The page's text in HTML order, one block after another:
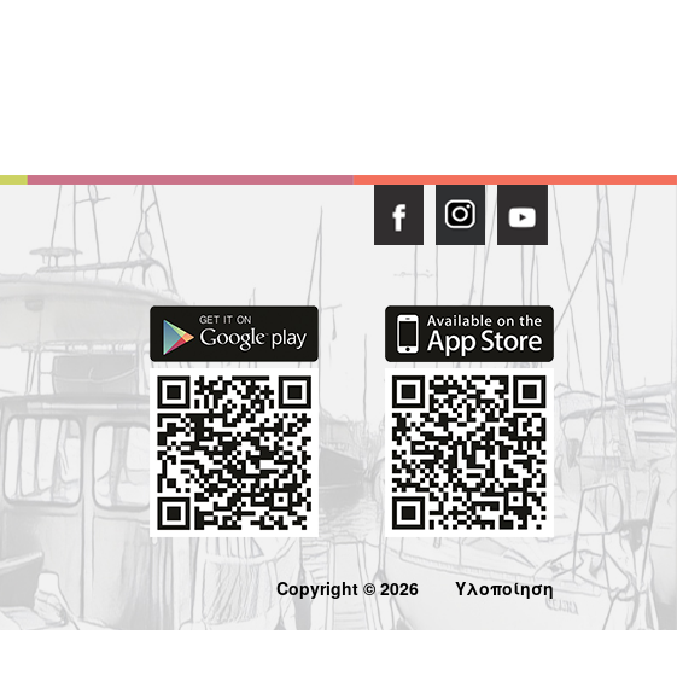
Copyright © 2026 Υλοποίηση